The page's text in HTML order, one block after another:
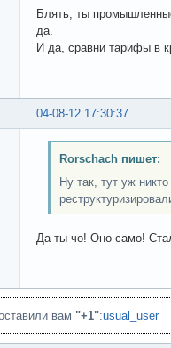
Блять, ты
да.
И да, сравни тарифы в
04-08-12 17:30:37
Rorschach пишет:
Ну так, тут уж
Да ты чо! Оно само!
вам "+1":usual_user